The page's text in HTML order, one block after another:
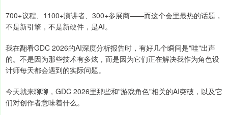
700+议程、1100+演讲者、300+参展商——而这个会里最热的话题，
不是新引擎，不是新硬件，是AI。
我在翻看GDC 2026的AI深度分析报告时，有好几个瞬间是"哇"出声
的。不是因为那些技术有多炫，而是因为它们正在解决我作为角色设
计师每天都会遇到的实际问题。
今天就来聊聊，GDC 2026里那些和"游戏角色"相关的AI突破，以及它
们对创作者意味着什么。